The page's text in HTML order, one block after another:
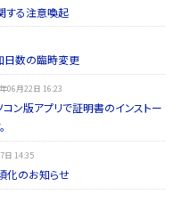
する注意喚起
日数の臨時変更
06月22日 16:23
ン版アプリで証明書のインストー
日 14:35
化のお知らせ